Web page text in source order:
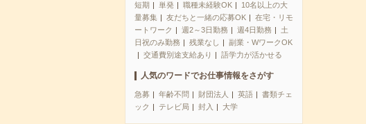
短期 単発 職種未経験OK
10名以上の大
量募集
友だちと一緒の応募OK
在宅・リモ
ートワーク
週2～3日勤務 週4日勤務
土
日祝のみ勤務
残業なし
副業・WワークOK
交通費別途支給あり
語学力が活かせる
人気のワードでお仕事情報をさがす
急募 年齢不問 財団法人 英語
書類チェ
ック
テレビ局 封入 大学